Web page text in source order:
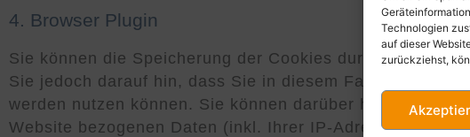
Technologien
auf dieser
zurückziehst,
4. Browser Plugin
Sie können die Speicherung der Cookies durch eine
Sie jedoch darauf hin, dass Sie in diesem Fall
werden nutzen können. Sie können darüber hinaus die
Website bezogenen Daten (inkl. Ihrer IP-Adresse) an